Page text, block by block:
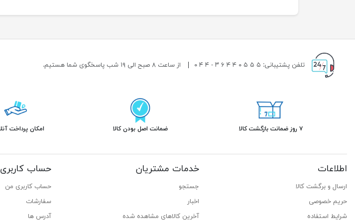
تلفن پشتیبانی: ۵ ۵ ۵ ۰ ۴ ۴ ۶ ۳ - ۴ ۴ ۰ از ساعت ۸ صبح الی ۱۹ شب پاسخگوی شما هستیم.
۷ روز ضمانت بازگشت کالا ضمانت اصل بودن کالا امکان پرداخت
اطلاعات
ارسال و برگشت کالا
حریم خصوصی
شرایط استفاده
خدمات مشتریان
جستجو
اخبار
آخرین کالاهای مشاهده شده
حساب
حساب کاربری من
سفارشات
آدرس ها